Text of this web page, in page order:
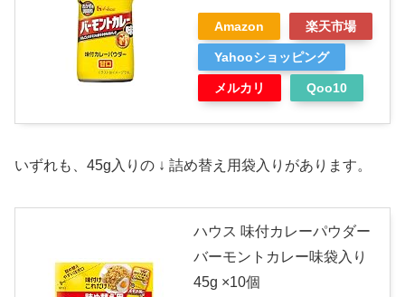
Amazon 楽天市場
Yahooショッピング
メルカリ Qoo10
いずれも、45g入りの ↓ 詰め替え用袋入りがあります。
ハウス 味付カレーパウダー
バーモントカレー味袋入り
45g ×10個